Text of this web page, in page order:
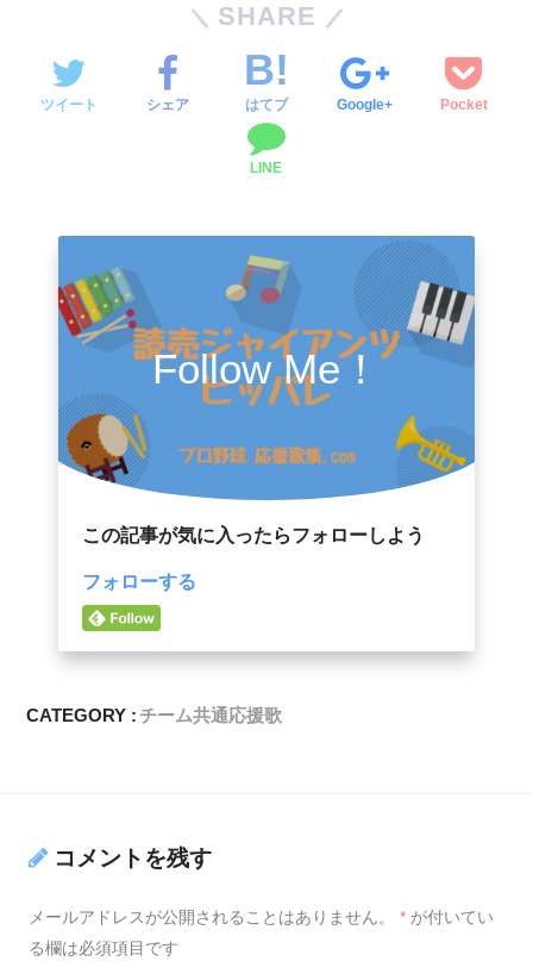
SHARE
ツイート シェア はてブ Google+ Pocket
LINE
Follow Me！
この記事が気に入ったらフォローしよう
フォローする
CATEGORY : チーム共通応援歌
コメントを残す
メールアドレスが公開されることはありません。 * が付いてい
る欄は必須項目です